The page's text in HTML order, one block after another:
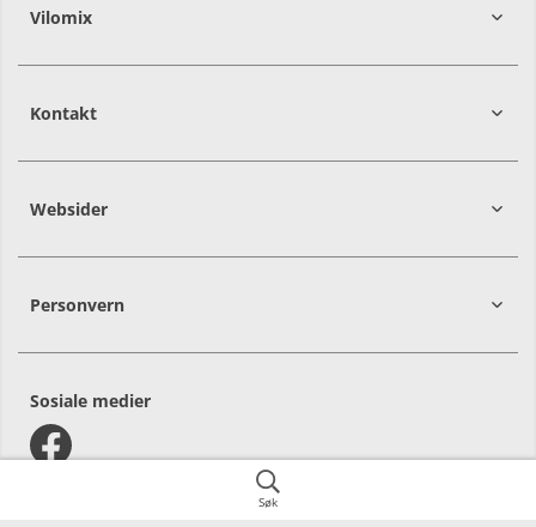
Søk
Vilomix
Kontakt
Websider
Personvern
Sosiale medier